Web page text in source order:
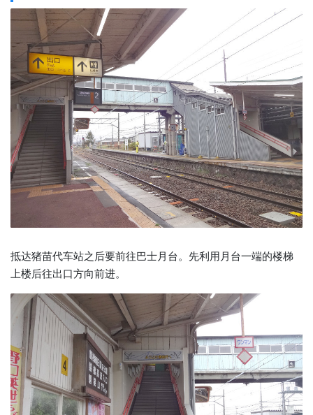
抵达猪苗代车站之后要前往巴士月台。先利用月台一端的楼梯
上楼后往出口方向前进。